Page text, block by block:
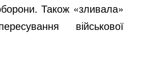
Також «зливала»
військової